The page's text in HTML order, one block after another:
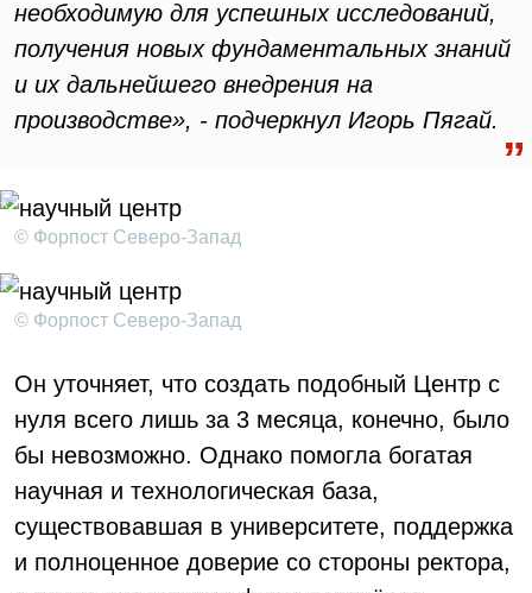
необходимую для успешных исследований,
получения новых фундаментальных знаний
и их дальнейшего внедрения на
производстве», - подчеркнул Игорь Пягай.
© Форпост Северо-Запад
© Форпост Северо-Запад
Он уточняет, что создать подобный Центр с
нуля всего лишь за 3 месяца, конечно, было
бы невозможно. Однако помогла богатая
научная и технологическая база,
существовавшая в университете, поддержка
и полноценное доверие со стороны ректора,